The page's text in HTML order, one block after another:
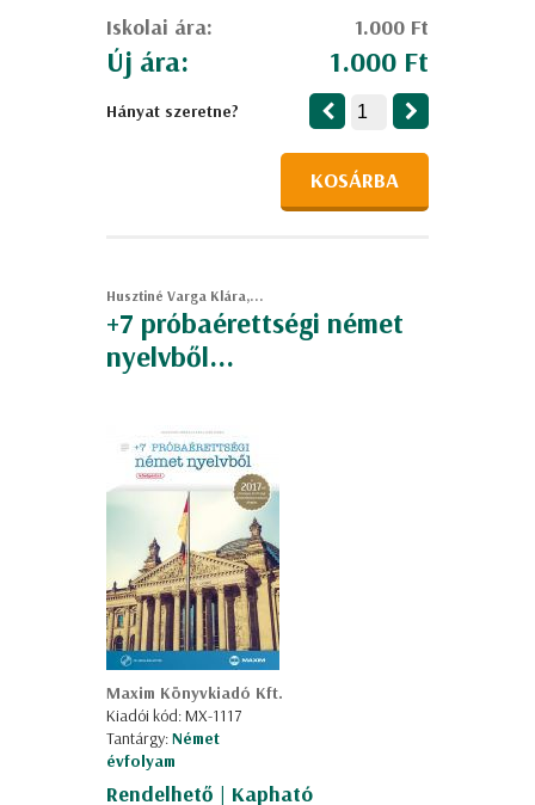
Iskolai ára:
1.000 Ft
Új ára: 1.000 Ft
Hányat szeretne?
KOSÁRBA
Husztiné Varga Klára,...
+7 próbaérettségi német
nyelvből...
Maxim Könyvkiadó Kft.
Kiadói kód: MX-1117
Tantárgy:Német
évfolyam
Rendelhető | Kapható